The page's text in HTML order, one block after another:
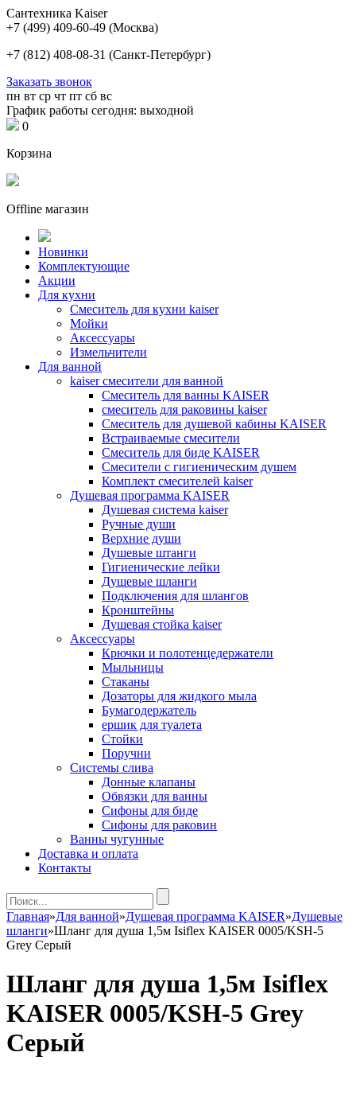
Сантехника Kaiser
+7 (499) 409-60-49 (Москва)
+7 (812) 408-08-31 (Санкт-Петербург)
Заказать звонок
пн вт ср чт пт сб вс
График работы сегодня: выходной
0
Корзина
Offline магазин
Новинки
Комплектующие
Акции
Для кухни
Cмеситель для кухни kaiser
Мойки
Аксессуары
Измельчители
Для ванной
kaiser смесители для ванной
Смеситель для ванны KAISER
смеситель для раковины kaiser
Смеситель для душевой кабины KAISER
Встраиваемые смесители
Смеситель для биде KAISER
Смесители с гигиеническим душем
Комплект смесителей kaiser
Душевая программа KAISER
Душевая система kaiser
Ручные души
Верхние души
Душевые штанги
Гигиенические лейки
Душевые шланги
Подключения для шлангов
Кронштейны
Душевая стойка kaiser
Аксессуары
Крючки и полотенцедержатели
Мыльницы
Стаканы
Дозаторы для жидкого мыла
Бумагодержатель
ершик для туалета
Стойки
Поручни
Системы слива
Донные клапаны
Обвязки для ванны
Сифоны для биде
Сифоны для раковин
Ванны чугунные
Доставка и оплата
Контакты
Главная»Для ванной»Душевая программа KAISER»Душевые
шланги»Шланг для душа 1,5м Isiflex KAISER 0005/KSH-5
Grey Серый
Шланг для душа 1,5м Isiflex
KAISER 0005/KSH-5 Grey
Серый